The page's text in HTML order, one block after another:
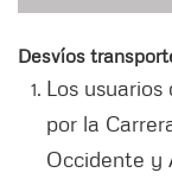
Desvíos
Los
por la
Occidente y